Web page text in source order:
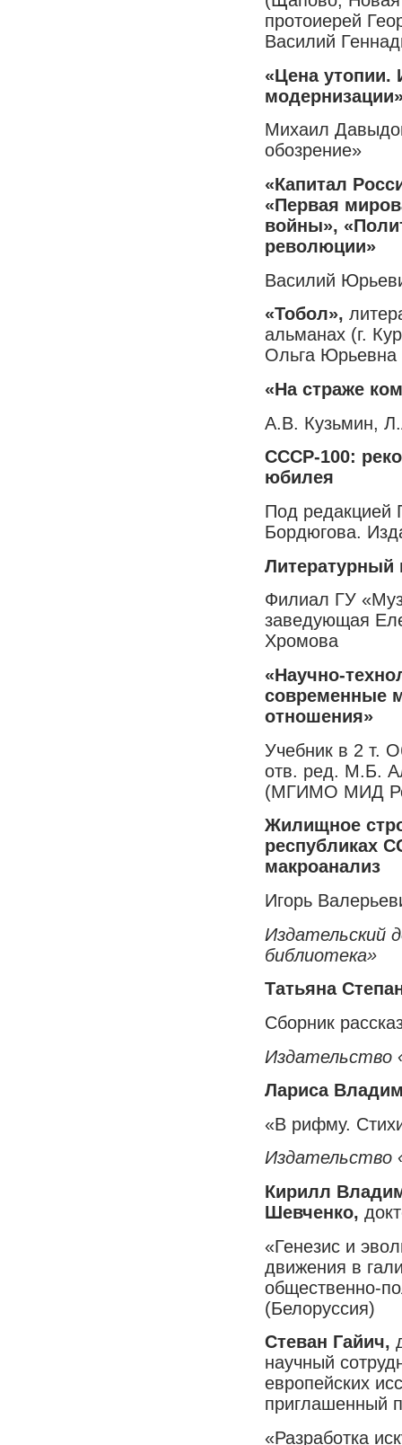
протоиерей
Василий
«Цена утопии.
Михаил
обозрение»
«Капитал
«Первая
войны»,
революции»
Василий
«Тобол»,
альманах (г.
Ольга Юрьевна
«На страже
А.В. Кузьмин,
СССР-100:
юбилея
Под редакцией
Бордюгова.
Филиал ГУ
заведующая
Хромова
«Научно-
современные
отношения»
Учебник в 2 т.
отв. ред. М.Б.
(МГИМО МИД
Жилищное
республиках
макроанализ
Игорь
Издательский
библиотека»
Татьяна
Сборник
Издательство
Лариса
«В рифму.
Издательство
Кирилл
Шевченко,
«Генезис и
движения в
общественно-
(Белоруссия)
Стеван Гайич,
научный
европейских
приглашенный
«Разработка